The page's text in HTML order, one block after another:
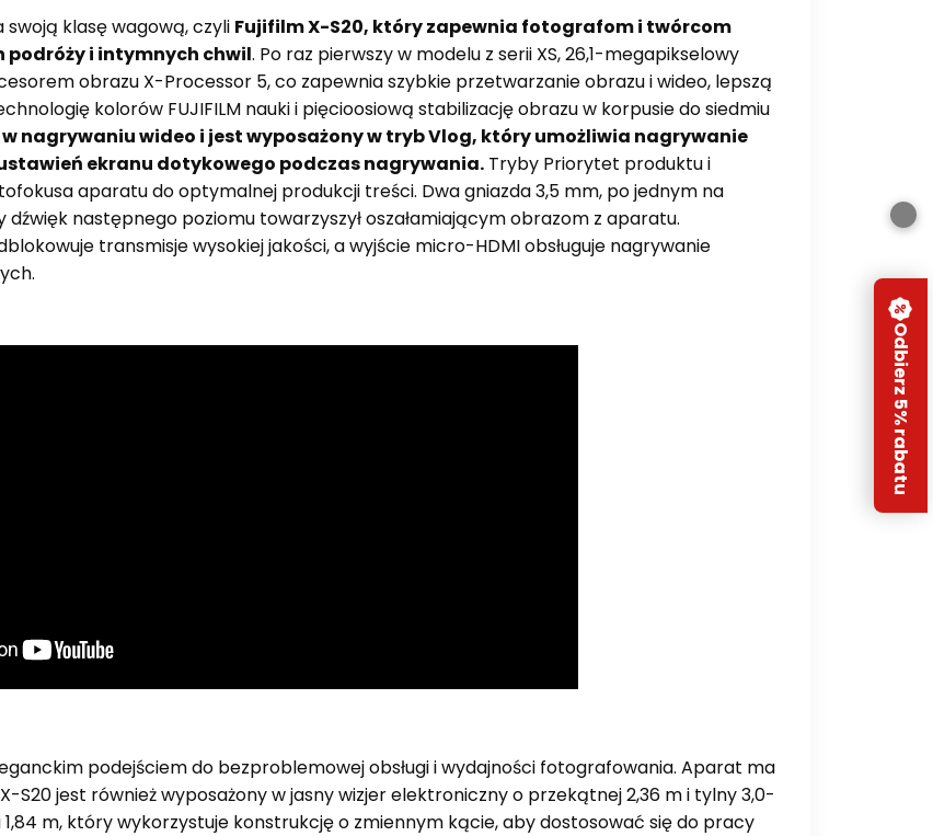
klasę wagową, czyli Fujifilm X-S20, który zapewnia fotografom i twórcom
podróży i intymnych chwil. Po raz pierwszy w modelu z serii XS, 26,1-megapikselowy
obrazu X-Processor 5, co zapewnia szybkie przetwarzanie obrazu i wideo, lepszą
kolorów FUJIFILM nauki i pięcioosiową stabilizację obrazu w korpusie do siedmiu
nagrywaniu wideo i jest wyposażony w tryb Vlog, który umożliwia nagrywanie
ekranu dotykowego podczas nagrywania. Tryby Priorytet produktu i
aparatu do optymalnej produkcji treści. Dwa gniazda 3,5 mm, po jednym na
dźwięk następnego poziomu towarzyszył oszałamiającym obrazom z aparatu.
transmisje wysokiej jakości, a wyjście micro-HDMI obsługuje nagrywanie
podejściem do bezproblemowej obsługi i wydajności fotografowania. Aparat ma
S20 jest również wyposażony w jasny wizjer elektroniczny o przekątnej 2,36 m i tylny 3,0-
m, który wykorzystuje konstrukcję o zmiennym kącie, aby dostosować się do pracy
Odbierz 5% rabatu